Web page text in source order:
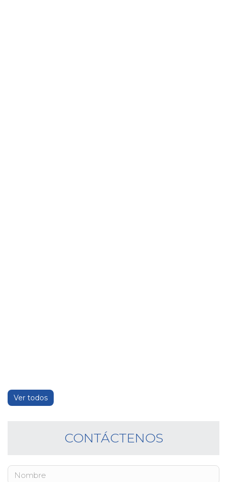
Ver todos
CONTÁCTENOS